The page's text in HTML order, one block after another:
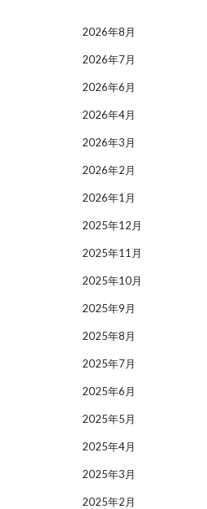
2026年8月
2026年7月
2026年6月
2026年4月
2026年3月
2026年2月
2026年1月
2025年12月
2025年11月
2025年10月
2025年9月
2025年8月
2025年7月
2025年6月
2025年5月
2025年4月
2025年3月
2025年2月